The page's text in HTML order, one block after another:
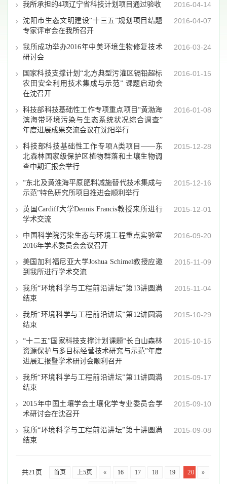
2016-04-14
我所承担的4项辽宁省科技计划项目通过验收
2016-04-07
沈阳市生态文明建设“十三五”规划项目结题
专家评审会在我所召开
2016-03-24
我所成功举办2016年中美环境生物修复技术
研讨会
2016-01-15
国家科技支撑计划“北方典型污灌区镉铅超标
农田安全利用技术集成与示范” 课题启动会
在沈召开
2016-01-08
科技部科技基础性工作专项重点项目“黄渤海
滨海带环境污染与生态系统状况综合调查”
年度进展成果交流会议在沈阳举行
2015-12-28
科技部科技基础性工作专项A类项目——东
北森林国家级保护区植物群落和土壤生物调
查中期汇报会举行
2015-12-16
“东北及黄淮海平原肥料减施替代技术集成与
示范”特色研究所项目推进会顺利举行
2015-12-01
英国Cardiff大学Dennis Francis教授来所进行
学术交流
2016-09-20
中国科学院污染生态与环境工程重点实验室
2016年学术委员会会议召开
2015-11-09
美国加利福尼亚大学Joshua Schimel教授应邀
到我所进行学术交流
2015-11-04
我所“环境科学与工程前沿讲坛”第13讲圆满
结束
2015-10-29
我所“环境科学与工程前沿讲坛”第12讲圆满
结束
2015-10-15
“十二五”国家科技支撑计划课题“长白山森林
资源保护与多目标经营技术研究与示范”年度
进展汇报暨学术研讨会顺利召开
2015-09-17
我所“环境科学与工程前沿讲坛”第11讲圆满
结束
2015-09-10
2015年中国土壤学会土壤化学专业委员会学
术研讨会在沈召开
2015-09-08
我所“环境科学与工程前沿讲坛”第十讲圆满
结束
共21页 首页 上5页 « 16 17 18 19 20 »